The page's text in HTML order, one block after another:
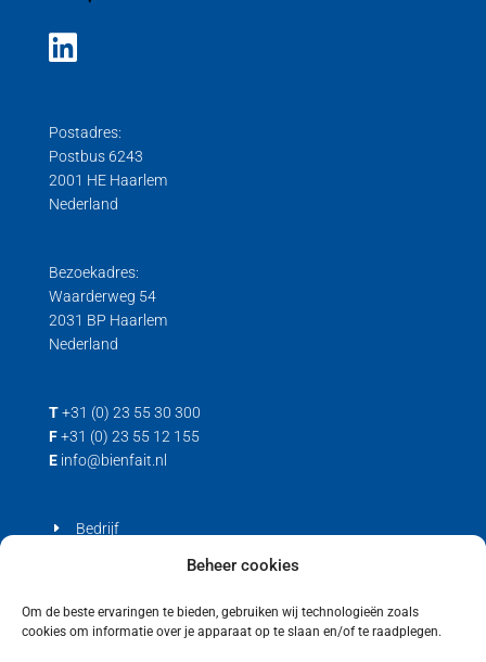
Beheer cookies
Om de beste ervaringen te bieden, gebruiken wij technologieën zoals
cookies om informatie over je apparaat op te slaan en/of te raadplegen.
Postadres:
Postbus 6243
2001 HE Haarlem
Nederland
Bezoekadres:
Waarderweg 54
2031 BP Haarlem
Nederland
T +31 (0) 23 55 30 300
F +31 (0) 23 55 12 155
E info@bienfait.nl
Bedrijf